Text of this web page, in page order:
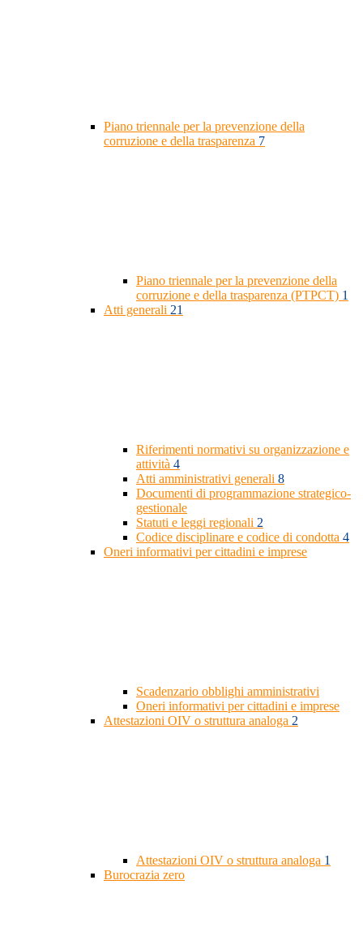
Piano triennale per la prevenzione della
corruzione e della trasparenza 7
Piano triennale per la prevenzione della
corruzione e della trasparenza (PTPCT) 1
Atti generali 21
Riferimenti normativi su organizzazione e
attività 4
Atti amministrativi generali 8
Documenti di programmazione strategico-
gestionale
Statuti e leggi regionali 2
Codice disciplinare e codice di condotta 4
Oneri informativi per cittadini e imprese
Scadenzario obblighi amministrativi
Oneri informativi per cittadini e imprese
Attestazioni OIV o struttura analoga 2
Attestazioni OIV o struttura analoga 1
Burocrazia zero